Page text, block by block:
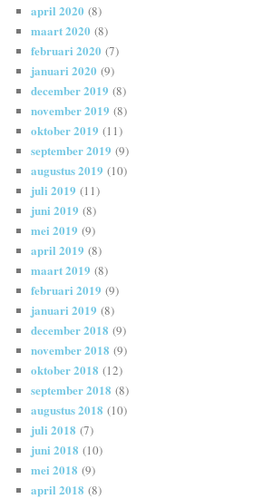
april 2020 (8)
maart 2020 (8)
februari 2020 (7)
januari 2020 (9)
december 2019 (8)
november 2019 (8)
oktober 2019 (11)
september 2019 (9)
augustus 2019 (10)
juli 2019 (11)
juni 2019 (8)
mei 2019 (9)
april 2019 (8)
maart 2019 (8)
februari 2019 (9)
januari 2019 (8)
december 2018 (9)
november 2018 (9)
oktober 2018 (12)
september 2018 (8)
augustus 2018 (10)
juli 2018 (7)
juni 2018 (10)
mei 2018 (9)
april 2018 (8)